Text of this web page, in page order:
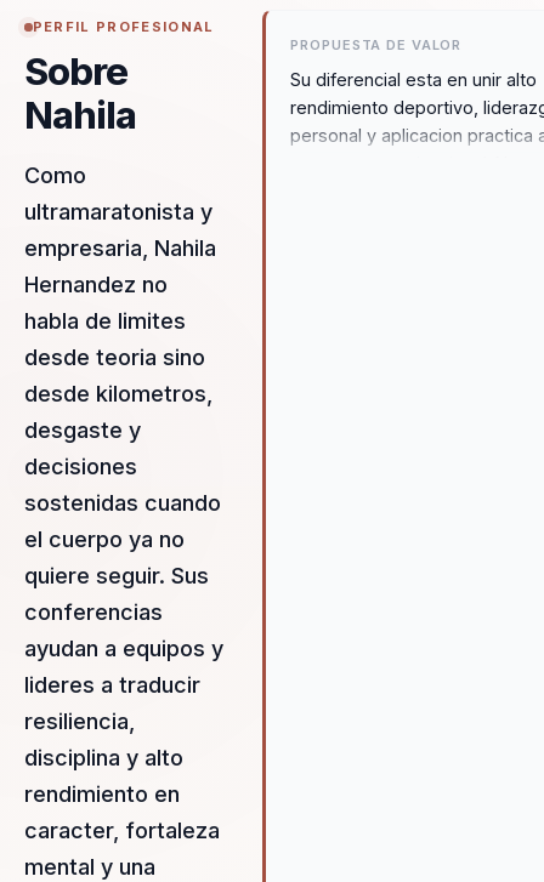
PERFIL PROFESIONAL
Sobre
Nahila
Como
ultramaratonista y
empresaria, Nahila
Hernandez no
habla de limites
desde teoria sino
desde kilometros,
desgaste y
decisiones
sostenidas cuando
el cuerpo ya no
quiere seguir. Sus
conferencias
ayudan a equipos y
lideres a traducir
resiliencia,
disciplina y alto
rendimiento en
caracter, fortaleza
mental y una
PROPUESTA DE VALOR
Su diferencial esta en unir alto
rendimiento deportivo,
personal y aplicacion practica